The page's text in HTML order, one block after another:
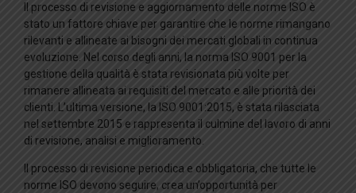
Il processo di revisione e aggiornamento delle norme ISO è
stato un fattore chiave per garantire che le norme rimangano
rilevanti e allineate ai bisogni dei mercati globali in continua
evoluzione. Nel corso degli anni, la norma ISO 9001 per la
gestione della qualità è stata revisionata più volte per
rimanere allineata ai requisiti del mercato e alle priorità dei
clienti. L’ultima versione, la ISO 9001:2015, è stata rilasciata
nel settembre 2015 e rappresenta il culmine del lavoro di anni
di revisione, analisi e miglioramento.
Il processo di revisione periodica e obbligatoria, che tutte le
norme ISO devono seguire, crea un’opportunità per